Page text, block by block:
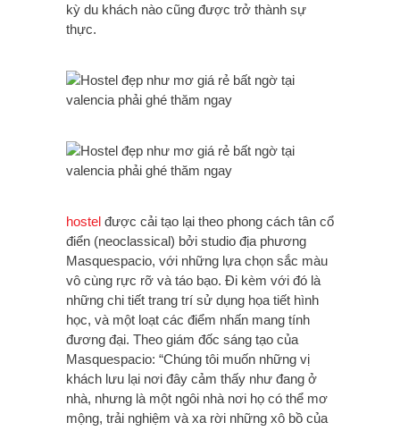
kỳ du khách nào cũng được trở thành sự
thực.
hostel được cải tạo lại theo phong cách tân cổ
điển (neoclassical) bởi studio địa phương
Masquespacio, với những lựa chọn sắc màu
vô cùng rực rỡ và táo bạo. Đi kèm với đó là
những chi tiết trang trí sử dụng họa tiết hình
học, và một loạt các điểm nhấn mang tính
đương đại. Theo giám đốc sáng tạo của
Masquespacio: “Chúng tôi muốn những vị
khách lưu lại nơi đây cảm thấy như đang ở
nhà, nhưng là một ngôi nhà nơi họ có thể mơ
mộng, trải nghiệm và xa rời những xô bồ của